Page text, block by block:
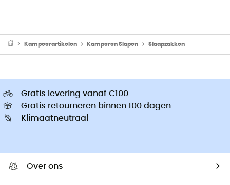
Kampeerartikelen Kamperen Slapen Slaapzakken
Gratis levering vanaf €100
Gratis retourneren binnen 100 dagen
Klimaatneutraal
Over ons